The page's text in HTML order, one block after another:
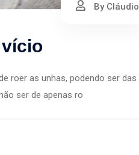
By Cláudio
roer as unhas, podendo ser das
ser de apenas ro